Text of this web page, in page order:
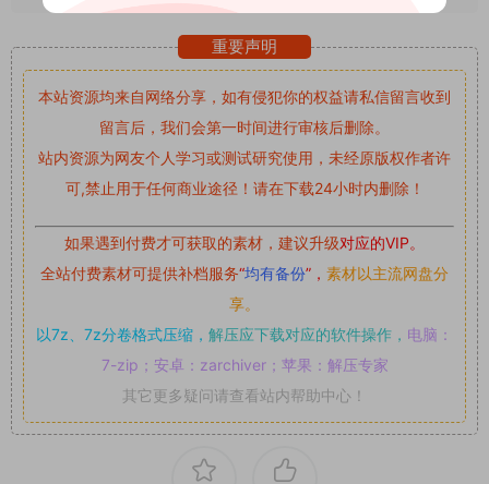
重要声明
本站资源均来自网络分享，如有侵犯你的权益请私信留言收到
留言后，我们会第一时间进行审核后删除。
站内资源为网友个人学习或测试研究使用，未经原版权作者许
可,禁止用于任何商业途径！请在下载24小时内删除！
如果遇到付费才可获取的素材，建议升级对应的VIP。
全站付费素材可提供补档服务“均有备份”， 素材以主流网盘分
享。
以7z、7z分卷格式压缩， 解压应下载对应的软件操作， 电脑：
7-zip；安卓：zarchiver；苹果：解压专家
其它更多疑问请查看站内帮助中心！